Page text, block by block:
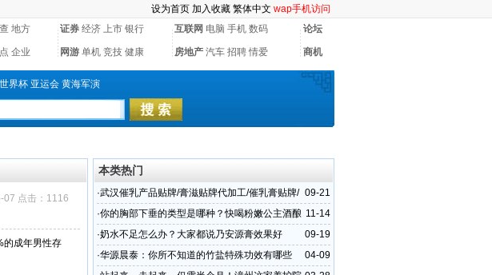
设为首页 加入收藏 繁体中文 wap手机访问
地方 证券 经济 上市 银行 互联网 电脑 手机 数码 论坛
企业 网游 单机 竞技 健康 房地产 汽车 招聘 情爱 商机
界杯 亚运会 黄海军演
07 点击：1116
的成年男性存
本类热门
09-21
·武汉催乳产品贴牌/膏滋贴牌代加工/催乳膏贴牌/
首选选华源晨泰
11-14
·你的胸部下垂的类型是哪种？快喝粉嫩公主酒酿
蛋压压惊
09-19
·奶水不足怎么办？大家都说乃安源膏效果好
04-09
·华源晨泰：你所不知道的竹盐特殊功效有哪些